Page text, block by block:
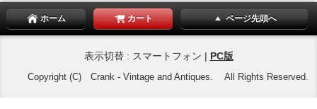
ホーム カート ページ先頭へ
表示切替 : スマートフォン | PC版
Copyright (C) Crank - Vintage and Antiques. All Rights Reserved.